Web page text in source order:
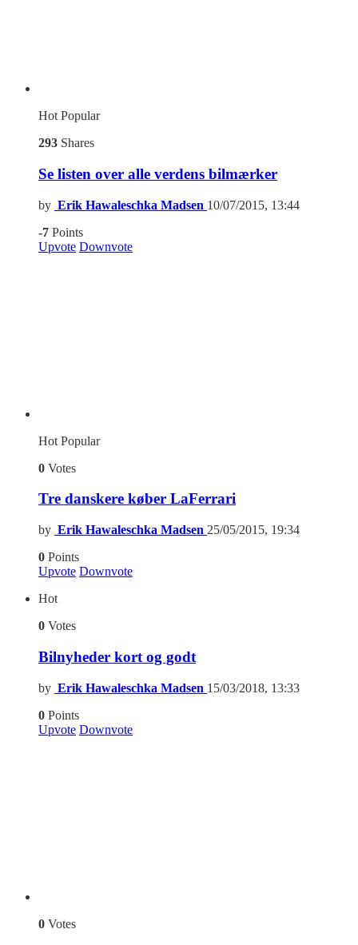
Hot Popular
293 Shares
Se listen over alle verdens bilmærker
by Erik Hawaleschka Madsen 10/07/2015, 13:44
-7 Points
Upvote Downvote
Hot Popular
0 Votes
Tre danskere køber LaFerrari
by Erik Hawaleschka Madsen 25/05/2015, 19:34
0 Points
Upvote Downvote
Hot
0 Votes
Bilnyheder kort og godt
by Erik Hawaleschka Madsen 15/03/2018, 13:33
0 Points
Upvote Downvote
0 Votes